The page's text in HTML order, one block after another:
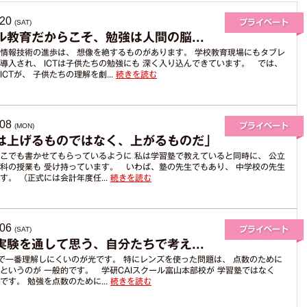
(SAT)
教育だからこそ、勉強は人間の脳...
報技術の進歩は、 想像を絶するものがあります。 学校教育現場にもタブレ
入され、 ICTは子供たちの勉強にも 深く入り込んできています。 では、
が、 子供たちの理解を劇... 続きを読む
(MON)
上げるものではなく、上がるものだ」
でも書かせてもらっているように 私は学習塾で教えていると同時に、 公立
の授業も 受け持っています。 いわば、塾の先生でもあり、 中学校の先生
。 （正式には会計年度任... 続きを読む
(SAT)
験を通して思う、自分たちで考え...
一番理解しにくいのが光です。 特にレンズを使った問題は、 点数のために
いうのが 一般的です。 学研CAIスクール富山本部校が 学習塾ではなく
す。 勉強を点数のために... 続きを読む